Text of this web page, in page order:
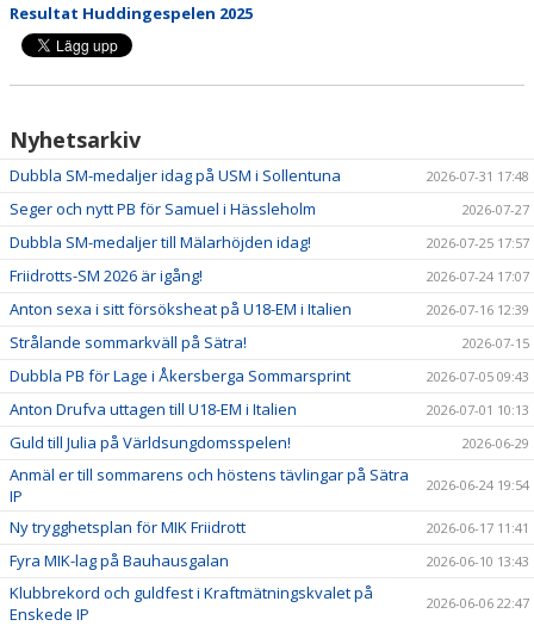
Resultat Huddingespelen 2025
Nyhetsarkiv
Dubbla SM-medaljer idag på USM i Sollentuna 2026-07-31 17:48
Seger och nytt PB för Samuel i Hässleholm 2026-07-27
Dubbla SM-medaljer till Mälarhöjden idag! 2026-07-25 17:57
Friidrotts-SM 2026 är igång! 2026-07-24 17:07
Anton sexa i sitt försöksheat på U18-EM i Italien 2026-07-16 12:39
Strålande sommarkväll på Sätra! 2026-07-15
Dubbla PB för Lage i Åkersberga Sommarsprint 2026-07-05 09:43
Anton Drufva uttagen till U18-EM i Italien 2026-07-01 10:13
Guld till Julia på Världsungdomsspelen! 2026-06-29
Anmäl er till sommarens och höstens tävlingar på Sätra
IP
2026-06-24 19:54
Ny trygghetsplan för MIK Friidrott 2026-06-17 11:41
Fyra MIK-lag på Bauhausgalan 2026-06-10 13:43
Klubbrekord och guldfest i Kraftmätningskvalet på
Enskede IP
2026-06-06 22:47